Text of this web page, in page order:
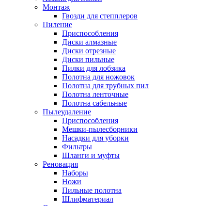
Монтаж
Гвозди для степплеров
Пиление
Приспособления
Диски алмазные
Диски отрезные
Диски пильные
Пилки для лобзика
Полотна для ножовок
Полотна для трубных пил
Полотна ленточные
Полотна сабельные
Пылеудаление
Приспособления
Мешки-пылесборники
Насадки для уборки
Фильтры
Шланги и муфты
Реновация
Наборы
Ножи
Пильные полотна
Шлифматериал